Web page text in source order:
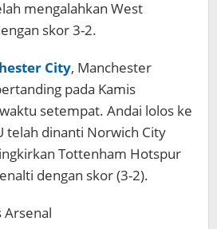
mengalahkan West
skor 3-2.
City, Manchester
pada Kamis
setempat. Andai lolos ke
telah dinanti Norwich City
Tottenham Hotspur
dengan skor (3-2).
Arsenal